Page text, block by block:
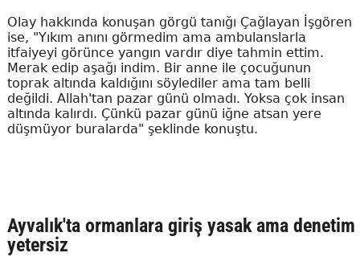
Olay hakkında konuşan görgü tanığı Çağlayan İşgören
ise, "Yıkım anını görmedim ama ambulanslarla
itfaiyeyi görünce yangın vardır diye tahmin ettim.
Merak edip aşağı indim. Bir anne ile çocuğunun
toprak altında kaldığını söylediler ama tam belli
değildi. Allah'tan pazar günü olmadı. Yoksa çok insan
altında kalırdı. Çünkü pazar günü iğne atsan yere
düşmüyor buralarda" şeklinde konuştu.
Ayvalık'ta ormanlara giriş yasak ama denetim
yetersiz